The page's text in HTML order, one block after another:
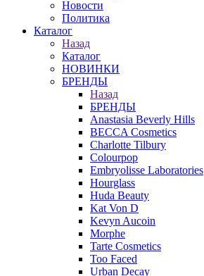
Новости
Политика
Каталог
Назад
Каталог
НОВИНКИ
БРЕНДЫ
Назад
БРЕНДЫ
Anastasia Beverly Hills
BECCA Cosmetics
Charlotte Tilbury
Colourpop
Embryolisse Laboratories
Hourglass
Huda Beauty
Kat Von D
Kevyn Aucoin
Morphe
Tarte Cosmetics
Too Faced
Urban Decay